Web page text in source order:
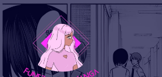
Skip
to
content